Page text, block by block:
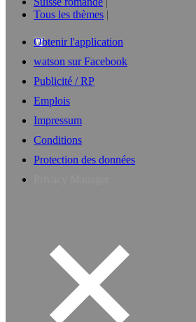
Tous les thèmes
Obtenir l'application
watson sur Facebook
Publicité / RP
Emplois
Impressum
Conditions
Protection des données